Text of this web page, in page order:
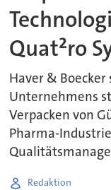
Quat²ro
Haver &
Unternehmens
Verpacken von
Pharma-
Redaktion